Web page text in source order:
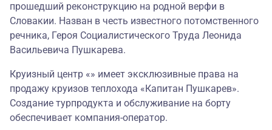
прошедший реконструкцию на родной верфи в
Словакии. Назван в честь известного потомственного
речника, Героя Социалистического Труда Леонида
Васильевича Пушкарева.
Круизный центр «» имеет эксклюзивные права на
продажу круизов теплохода «Капитан Пушкарев».
Создание турпродукта и обслуживание на борту
обеспечивает компания-оператор.